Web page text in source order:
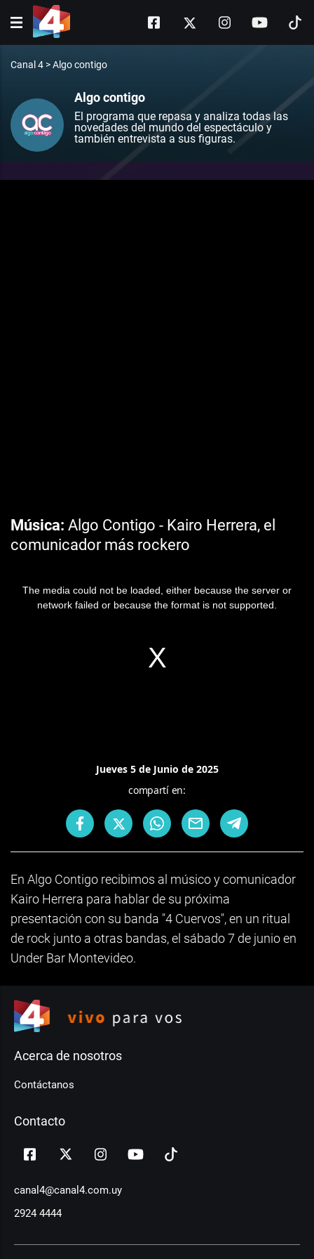
Canal 4 >Algo contigo
Algo contigo
El programa que repasa y analiza todas las
novedades del mundo del espectáculo y
también entrevista a sus figuras.
Música Algo Contigo - Kairo Herrera, el
comunicador más rockero
The media could not be loaded, either because the server or
network failed or because the format is not supported.
Jueves 5 de Junio de 2025
compartí en:
En Algo Contigo recibimos al músico y comunicador
Kairo Herrera para hablar de su próxima
presentación con su banda "4 Cuervos", en un ritual
de rock junto a otras bandas, el sábado 7 de junio en
Under Bar Montevideo.
Acerca de nosotros
Contáctanos
Contacto
canal4@canal4.com.uy
2924 4444